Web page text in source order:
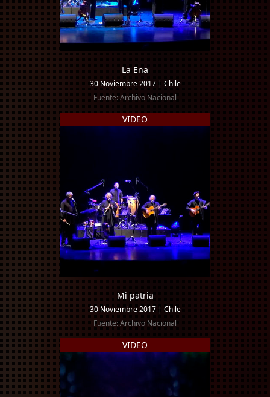
La Ena
30 Noviembre 2017 | Chile
Fuente: Archivo Nacional
VIDEO
Mi patria
30 Noviembre 2017 | Chile
Fuente: Archivo Nacional
VIDEO